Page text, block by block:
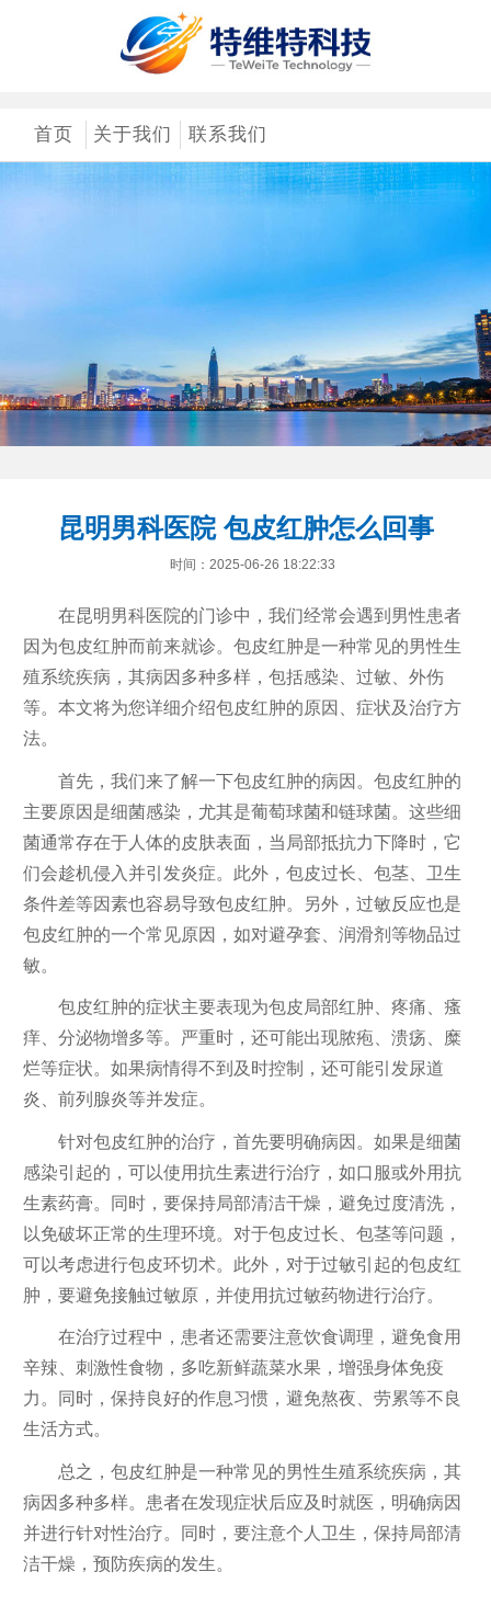
首页 关于我们 联系我们
昆明男科医院 包皮红肿怎么回事
时间：2025-06-26 18:22:33
在昆明男科医院的门诊中，我们经常会遇到男性患者
因为包皮红肿而前来就诊。包皮红肿是一种常见的男性生
殖系统疾病，其病因多种多样，包括感染、过敏、外伤
等。本文将为您详细介绍包皮红肿的原因、症状及治疗方
法。
首先，我们来了解一下包皮红肿的病因。包皮红肿的
主要原因是细菌感染，尤其是葡萄球菌和链球菌。这些细
菌通常存在于人体的皮肤表面，当局部抵抗力下降时，它
们会趁机侵入并引发炎症。此外，包皮过长、包茎、卫生
条件差等因素也容易导致包皮红肿。另外，过敏反应也是
包皮红肿的一个常见原因，如对避孕套、润滑剂等物品过
敏。
包皮红肿的症状主要表现为包皮局部红肿、疼痛、瘙
痒、分泌物增多等。严重时，还可能出现脓疱、溃疡、糜
烂等症状。如果病情得不到及时控制，还可能引发尿道
炎、前列腺炎等并发症。
针对包皮红肿的治疗，首先要明确病因。如果是细菌
感染引起的，可以使用抗生素进行治疗，如口服或外用抗
生素药膏。同时，要保持局部清洁干燥，避免过度清洗，
以免破坏正常的生理环境。对于包皮过长、包茎等问题，
可以考虑进行包皮环切术。此外，对于过敏引起的包皮红
肿，要避免接触过敏原，并使用抗过敏药物进行治疗。
在治疗过程中，患者还需要注意饮食调理，避免食用
辛辣、刺激性食物，多吃新鲜蔬菜水果，增强身体免疫
力。同时，保持良好的作息习惯，避免熬夜、劳累等不良
生活方式。
总之，包皮红肿是一种常见的男性生殖系统疾病，其
病因多种多样。患者在发现症状后应及时就医，明确病因
并进行针对性治疗。同时，要注意个人卫生，保持局部清
洁干燥，预防疾病的发生。